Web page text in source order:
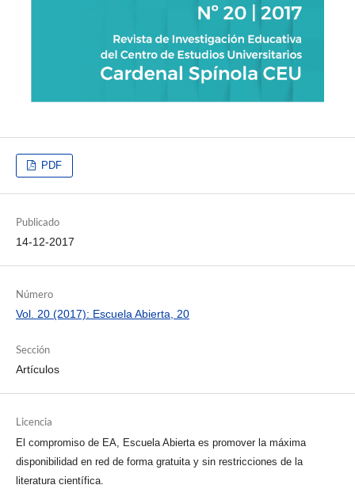
PDF
Publicado
14-12-2017
Número
Vol. 20 (2017): Escuela Abierta, 20
Sección
Artículos
Licencia
El compromiso de EA, Escuela Abierta es promover la máxima
disponibilidad en red de forma gratuita y sin restricciones de la
literatura científica.